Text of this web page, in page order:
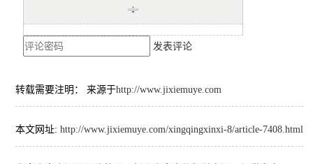
发表评论
转载需要注明： 来源于http://www.jixiemuye.com
本文网址: http://www.jixiemuye.com/xingqingxinxi-8/article-7408.html